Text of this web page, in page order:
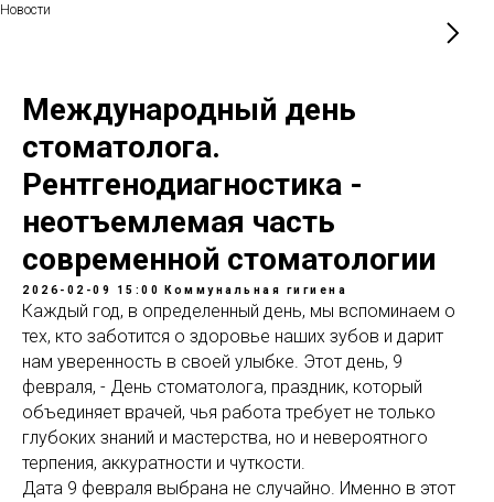
Новости
Международный день
стоматолога.
Рентгенодиагностика -
неотъемлемая часть
современной стоматологии
2026-02-09 15:00 Коммунальная гигиена
Каждый год, в определенный день, мы вспоминаем о
тех, кто заботится о здоровье наших зубов и дарит
нам уверенность в своей улыбке. Этот день, 9
февраля, - День стоматолога, праздник, который
объединяет врачей, чья работа требует не только
глубоких знаний и мастерства, но и невероятного
терпения, аккуратности и чуткости.
Дата 9 февраля выбрана не случайно. Именно в этот